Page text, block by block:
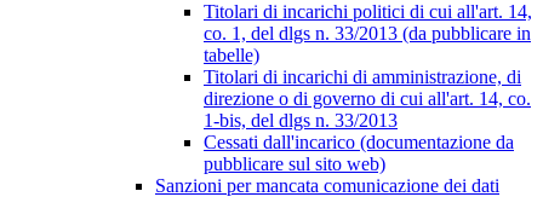
Titolari di incarichi politici di cui all'art. 14,
co. 1, del dlgs n. 33/2013 (da pubblicare in
tabelle)
Titolari di incarichi di amministrazione, di
direzione o di governo di cui all'art. 14, co.
1-bis, del dlgs n. 33/2013
Cessati dall'incarico (documentazione da
pubblicare sul sito web)
Sanzioni per mancata comunicazione dei dati